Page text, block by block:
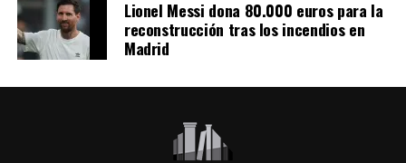
Lionel Messi dona 80.000 euros para la
reconstrucción tras los incendios en
Madrid